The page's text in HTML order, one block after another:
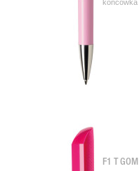
końcówka
F1 T